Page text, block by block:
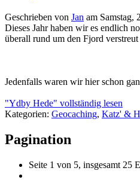
Geschrieben von Jan am Samstag,
Dieses Jahr haben wir es endlich
überall rund um den Fjord
Jedenfalls waren wir hier schon
"Ydby Hede" vollständig lesen
Kategorien: Geocaching, Katz' &
Pagination
Seite 1 von 5, insgesamt 25